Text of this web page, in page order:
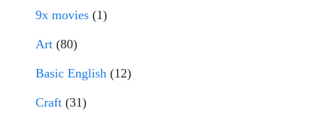
9x movies (1)
Art (80)
Basic English (12)
Craft (31)